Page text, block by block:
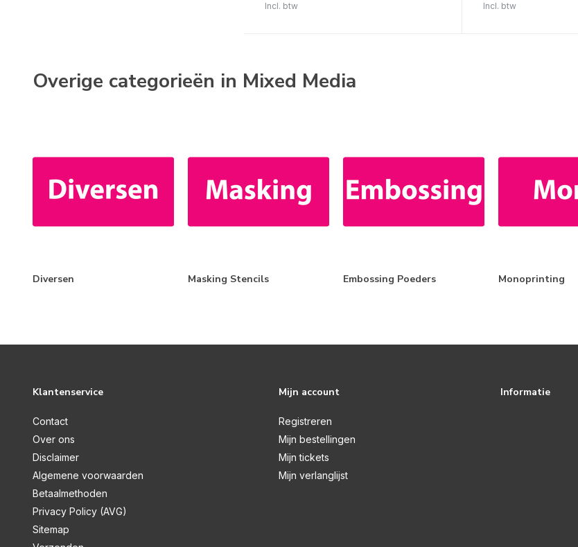
Incl. btw Incl. btw
Overige categorieën in Mixed Media
Diversen Masking Stencils Embossing Poeders Monoprinting
Klantenservice
Contact
Over ons
Disclaimer
Algemene voorwaarden
Betaalmethoden
Privacy Policy (AVG)
Sitemap
Mijn account
Registreren
Mijn bestellingen
Mijn tickets
Mijn verlanglijst
Informatie